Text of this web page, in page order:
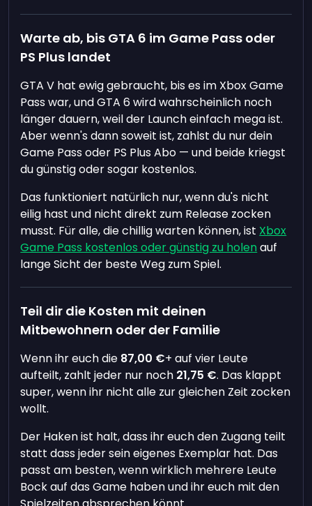
Warte ab, bis GTA 6 im Game Pass oder
PS Plus landet
GTA V hat ewig gebraucht, bis es im Xbox Game
Pass war, und GTA 6 wird wahrscheinlich noch
länger dauern, weil der Launch einfach mega ist.
Aber wenn's dann soweit ist, zahlst du nur dein
Game Pass oder PS Plus Abo — und beide kriegst
du günstig oder sogar kostenlos.
Das funktioniert natürlich nur, wenn du's nicht
eilig hast und nicht direkt zum Release zocken
musst. Für alle, die chillig warten können, ist Xbox
Game Pass kostenlos oder günstig zu holenauf
lange Sicht der beste Weg zum Spiel.
Teil dir die Kosten mit deinen
Mitbewohnern oder der Familie
Wenn ihr euch die 87,00 €+ auf vier Leute
aufteilt, zahlt jeder nur noch 21,75 €. Das klappt
super, wenn ihr nicht alle zur gleichen Zeit zocken
wollt.
Der Haken ist halt, dass ihr euch den Zugang teilt
statt dass jeder sein eigenes Exemplar hat. Das
passt am besten, wenn wirklich mehrere Leute
Bock auf das Game haben und ihr euch mit den